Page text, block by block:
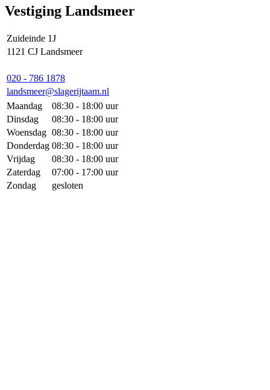
Vestiging Landsmeer
Zuideinde 1J
1121 CJ Landsmeer
020 - 786 1878
landsmeer@slagerijtaam.nl
Maandag
08:30 - 18:00 uur
Dinsdag
08:30 - 18:00 uur
Woensdag 08:30 - 18:00 uur
Donderdag 08:30 - 18:00 uur
Vrijdag
08:30 - 18:00 uur
Zaterdag
07:00 - 17:00 uur
Zondag
gesloten